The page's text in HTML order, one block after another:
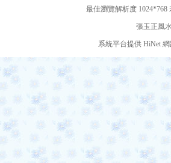
最佳瀏覽解析度
張玉正風
系統平台提供 HiNet